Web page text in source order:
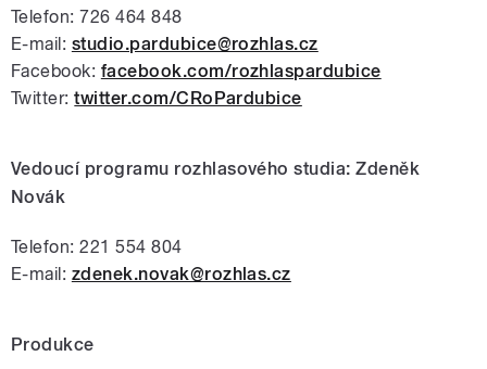
Telefon: 726 464 848
E-mail: studio.pardubice@rozhlas.cz
Facebook: facebook.com/rozhlaspardubice
Twitter: twitter.com/CRoPardubice
Vedoucí programu rozhlasového studia: Zdeněk
Novák
Telefon: 221 554 804
E-mail: zdenek.novak@rozhlas.cz
Produkce